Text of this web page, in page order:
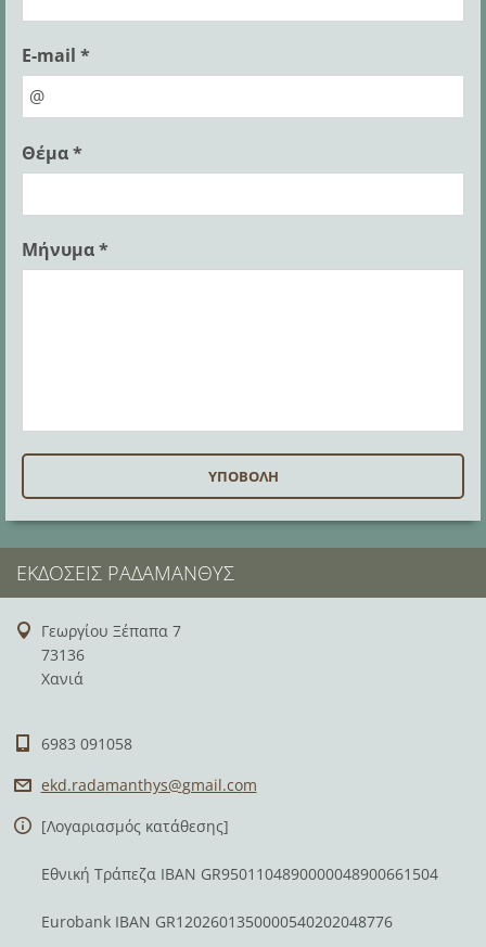
E-mail *
Θέμα *
Μήνυμα *
ΕΚΔΌΣΕΙΣ ΡΑΔΆΜΑΝΘΥΣ
Γεωργίου Ξέπαπα 7
73136
Χανιά
6983 091058
ekd.radamanthys@gmail.com
[Λογαριασμός κατάθεσης]
Εθνική Τράπεζα IBAN GR9501104890000048900661504
Eurobank IBAN GR1202601350000540202048776